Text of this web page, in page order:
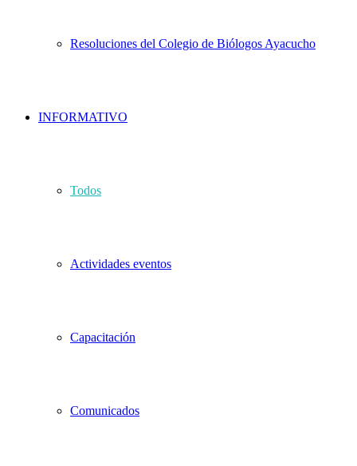
Resoluciones del Colegio de Biólogos Ayacucho
INFORMATIVO
Todos
Actividades eventos
Capacitación
Comunicados